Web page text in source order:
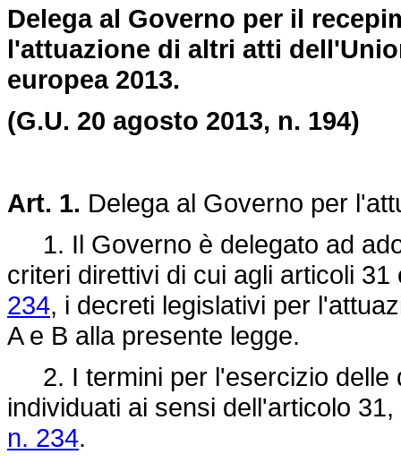
Delega al Governo per il
l'attuazione di altri atti
europea 2013.
(G.U. 20 agosto 2013, n. 194)
Art. 1. Delega al Governo per
1. Il Governo è delegato ad
criteri direttivi di cui agli articoli
234, i decreti legislativi per
A e B alla presente legge.
2. I termini per l'esercizio delle
individuati ai sensi dell'articolo
n. 234.